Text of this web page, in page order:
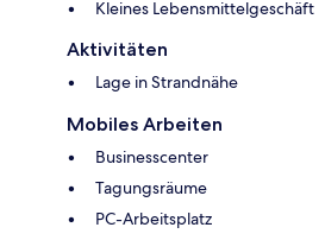
Kleines Lebensmittelgeschäft
Aktivitäten
Lage in Strandnähe
Mobiles Arbeiten
Businesscenter
Tagungsräume
PC-Arbeitsplatz